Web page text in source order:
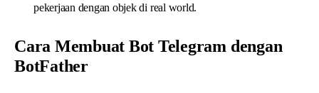
pekerjaan dengan objek di real world.
Cara Membuat Bot Telegram dengan
BotFather